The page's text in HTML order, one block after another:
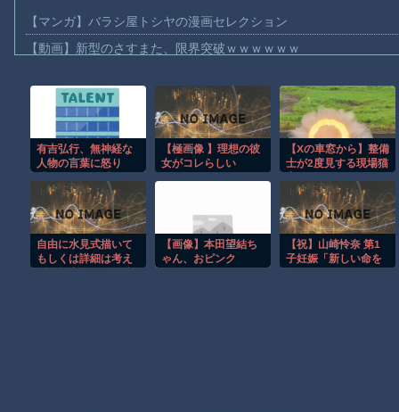
【マンガ】バラシ屋トシヤの漫画セレクション
【動画】新型のさすまた、限界突破ｗｗｗｗｗｗ
【動画】メキシコのインフルエンサー、ライブ配信中に襲撃され
【動画】仲間に花火を水平撃ちしようとして障害を負ったかもし
【宮崎】マジ勘弁してほしい。久しぶりに恐ろしい子供ミサイル
【動画】パキスタンの山の麓で撮影された鉄砲水が地獄すぎる。
ヒロインが死ぬアニメって四月は君の嘘くらいしかないような
オレたちひょうきん族の懺悔室なんてナウなヤングは知らんだろ
有吉弘行、無神経な
人物の言葉に怒り
ビ見ないんですよ』
って言われなきゃい
けないの？ふざけや
がって」
【極画像 】理想の彼
女がコレらしい
【Xの車窓から】整備
士が2度見する現場猫
自由に水見式描いて
もしくは詳細は考え
【画像】本田望結ち
ゃん、おピンク
【祝】山崎怜奈 第1
子妊娠「新しい命を